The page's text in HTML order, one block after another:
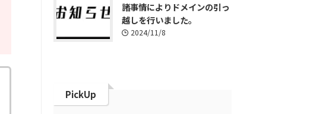
諸事情によりドメインの引っ
越しを行いました。
2024/11/8
PickUp